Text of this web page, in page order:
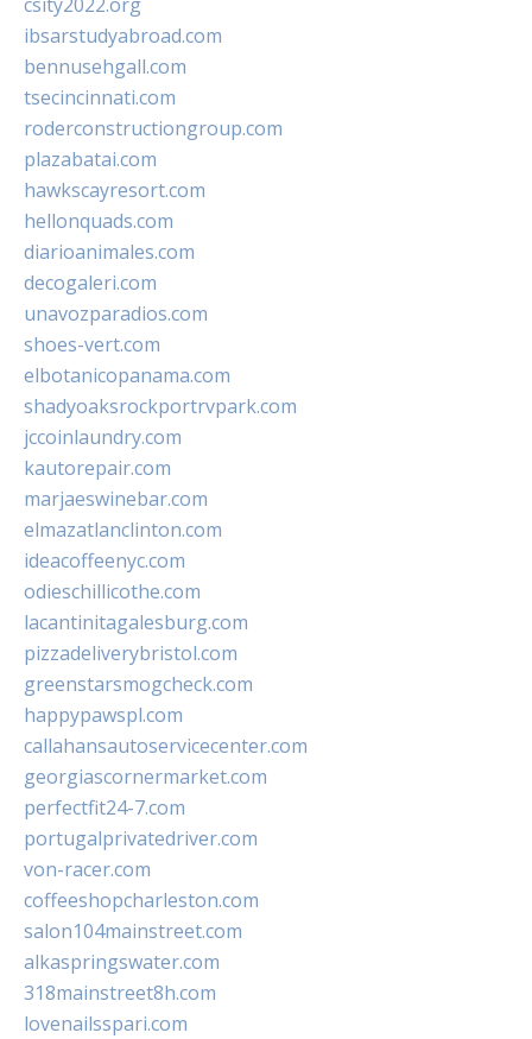
ibsarstudyabroad.com
bennusehgall.com
tsecincinnati.com
roderconstructiongroup.com
plazabatai.com
hawkscayresort.com
hellonquads.com
diarioanimales.com
decogaleri.com
unavozparadios.com
shoes-vert.com
elbotanicopanama.com
shadyoaksrockportrvpark.com
jccoinlaundry.com
kautorepair.com
marjaeswinebar.com
elmazatlanclinton.com
ideacoffeenyc.com
odieschillicothe.com
lacantinitagalesburg.com
pizzadeliverybristol.com
greenstarsmogcheck.com
happypawspl.com
callahansautoservicecenter.com
georgiascornermarket.com
perfectfit24-7.com
portugalprivatedriver.com
von-racer.com
coffeeshopcharleston.com
salon104mainstreet.com
alkaspringswater.com
318mainstreet8h.com
lovenailsspari.com